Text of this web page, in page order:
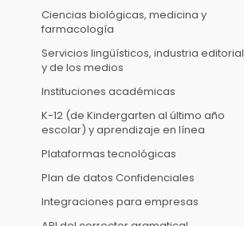
Ciencias biológicas, medicina y
farmacología
Servicios lingüísticos, industria editorial
y de los medios
Instituciones académicas
K-12 (de Kindergarten al último año
escolar) y aprendizaje en línea
Plataformas tecnológicas
Plan de datos Confidenciales
Integraciones para empresas